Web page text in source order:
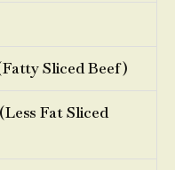
Sliced Beef)
Fat Sliced